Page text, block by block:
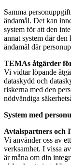
Samma
ändamål. Det kan
system för att den
annat system där
ändamål där
TEMAs åtgärder
Vi vidtar löpande
dataskydd och
riskerna med den
nödvändiga
System med
Avtalspartners och
Vi använder oss av
verksamhet. I vissa
är måna om din